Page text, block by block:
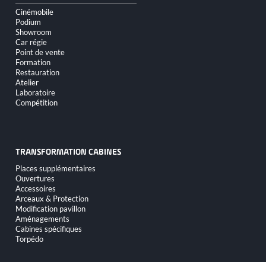
Cinémobile
Podium
Showroom
Car régie
Point de vente
Formation
Restauration
Atelier
Laboratoire
Compétition
TRANSFORMATION CABINES
Aller
au
contenu
Places supplémentaires
Ouvertures
Accessoires
Arceaux & Protection
Modification pavillon
Aménagements
Cabines spécifiques
Torpédo